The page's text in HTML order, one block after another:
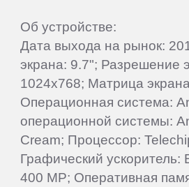
Об устройстве:
Дата выхода на рынок:
экрана: 9.7"; Разрешение
1024x768; Матрица
Операционная система:
операционной системы:
Cream; Процессор:
Графический ускоритель:
400 MP; Оперативная
Ritmix
Roadmax
Rolsen